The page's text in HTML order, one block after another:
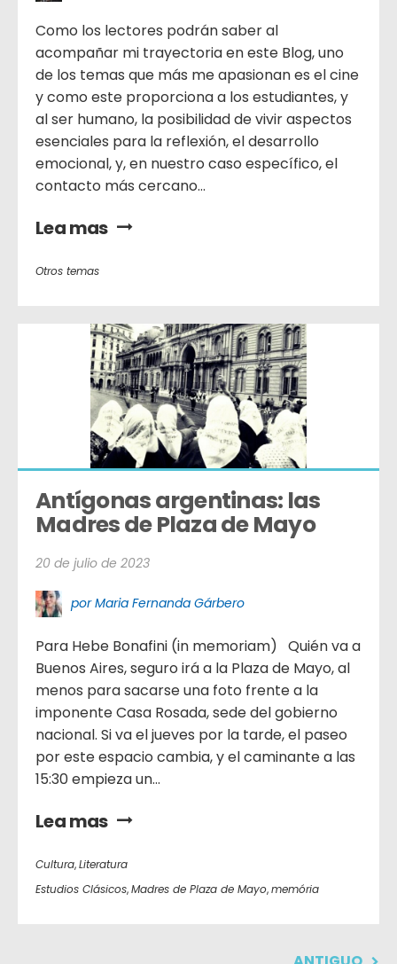
Como los lectores podrán saber al
acompañar mi trayectoria en este Blog, uno
de los temas que más me apasionan es el cine
y como este proporciona a los estudiantes, y
al ser humano, la posibilidad de vivir aspectos
esenciales para la reflexión, el desarrollo
emocional, y, en nuestro caso específico, el
contacto más cercano...
Lea mas
Otros temas
Antígonas argentinas: las
Madres de Plaza de Mayo
20 de julio de 2023
por Maria Fernanda Gárbero
Para Hebe Bonafini (in memoriam) Quién va a
Buenos Aires, seguro irá a la Plaza de Mayo, al
menos para sacarse una foto frente a la
imponente Casa Rosada, sede del gobierno
nacional. Si va el jueves por la tarde, el paseo
por este espacio cambia, y el caminante a las
15:30 empieza un...
Lea mas
Cultura,Literatura
Estudios Clásicos,Madres de Plaza de Mayo,memória